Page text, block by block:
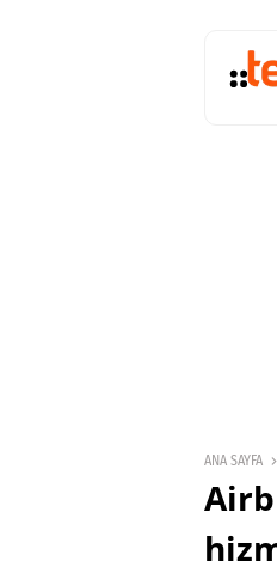
ANA SAYFA